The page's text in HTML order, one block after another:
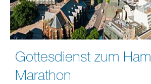
Gottesdienst zum
Marathon